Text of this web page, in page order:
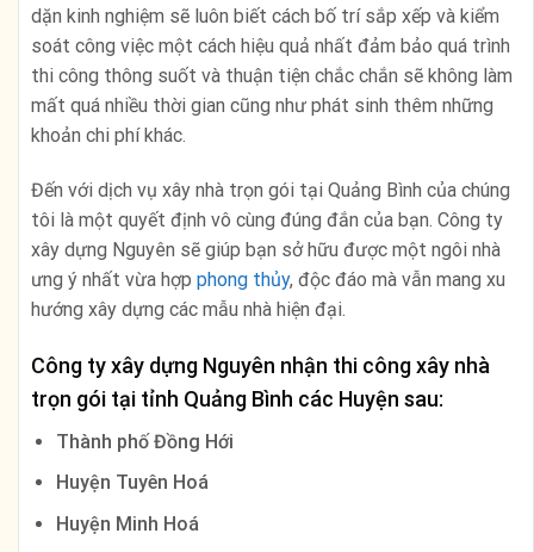
dặn kinh nghiệm sẽ luôn biết cách bố trí sắp xếp và kiểm
soát công việc một cách hiệu quả nhất đảm bảo quá trình
thi công thông suốt và thuận tiện chắc chắn sẽ không làm
mất quá nhiều thời gian cũng như phát sinh thêm những
khoản chi phí khác.
Đến với dịch vụ xây nhà trọn gói tại Quảng Bình của chúng
tôi là một quyết định vô cùng đúng đắn của bạn. Công ty
xây dựng Nguyên sẽ giúp bạn sở hữu được một ngôi nhà
ưng ý nhất vừa hợp phong thủy, độc đáo mà vẫn mang xu
hướng xây dựng các mẫu nhà hiện đại.
Công ty xây dựng Nguyên nhận thi công xây nhà
trọn gói tại tỉnh Quảng Bình các Huyện sau:
Thành phố Đồng Hới
Huyện Tuyên Hoá
Huyện Minh Hoá